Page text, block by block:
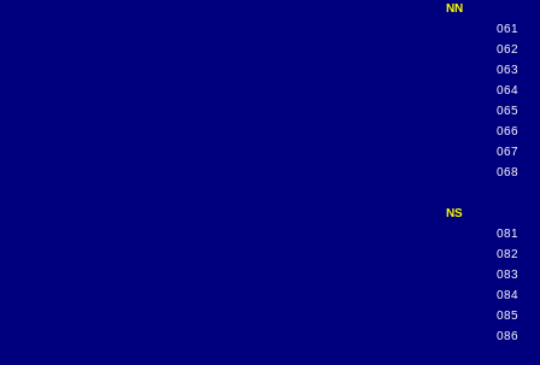
NN
061
062
063
064
065
066
067
068
NS
081
082
083
084
085
086